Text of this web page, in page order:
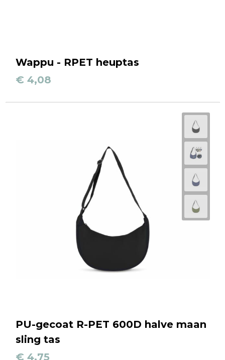
Wappu - RPET heuptas
€ 4,08
PU-gecoat R-PET 600D halve maan
sling tas
€ 4,75